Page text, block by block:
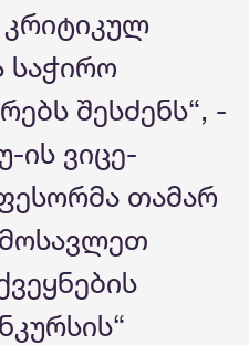
საჭირო
შესძენს“, -
ის ვიცე-
თამარ